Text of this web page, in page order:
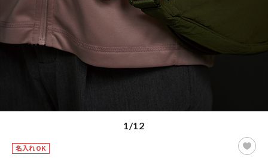
1/12
名入れOK